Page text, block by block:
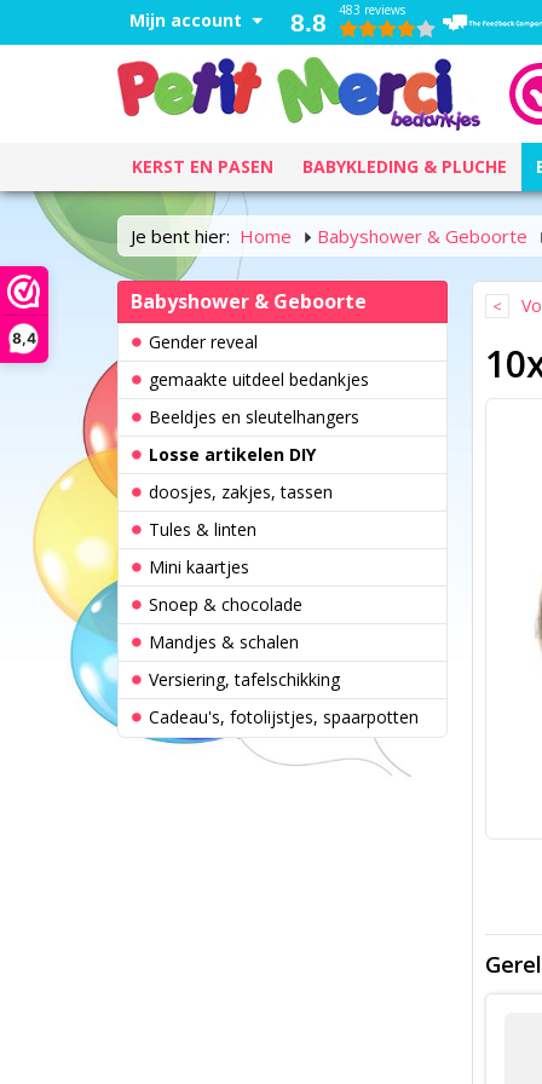
8,4
Mijn account 8.8 483 reviews
KERST EN PASEN BABYKLEDING & PLUCHE
Je bent hier: Home Babyshower & Geboorte
Babyshower & Geboorte
Gender reveal
gemaakte uitdeel bedankjes
Beeldjes en sleutelhangers
Losse artikelen DIY
doosjes, zakjes, tassen
Tules & linten
Mini kaartjes
Snoep & chocolade
Mandjes & schalen
Versiering, tafelschikking
Cadeau's, fotolijstjes, spaarpotten